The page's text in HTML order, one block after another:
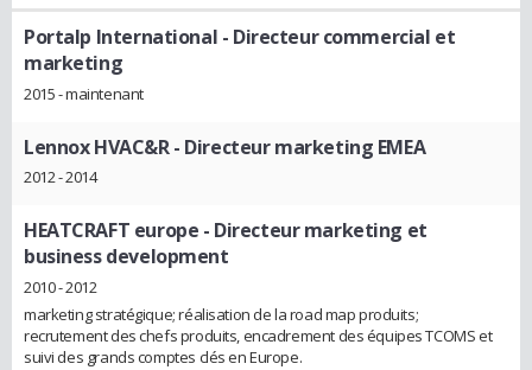
Portalp International - Directeur commercial et
marketing
2015 - maintenant
Lennox HVAC&R- Directeur marketing EMEA
2012 - 2014
HEATCRAFT europe - Directeur marketing et
business development
2010 - 2012
marketing stratégique; réalisation de la road map produits;
recrutement des chefs produits, encadrement des équipes TCOMS et
suivi des grands comptes clés en Europe.